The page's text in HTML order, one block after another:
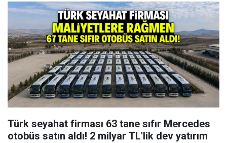
Türk seyahat firması 63 tane sıfır Mercedes
otobüs satın aldı! 2 milyar TL'lik dev yatırım